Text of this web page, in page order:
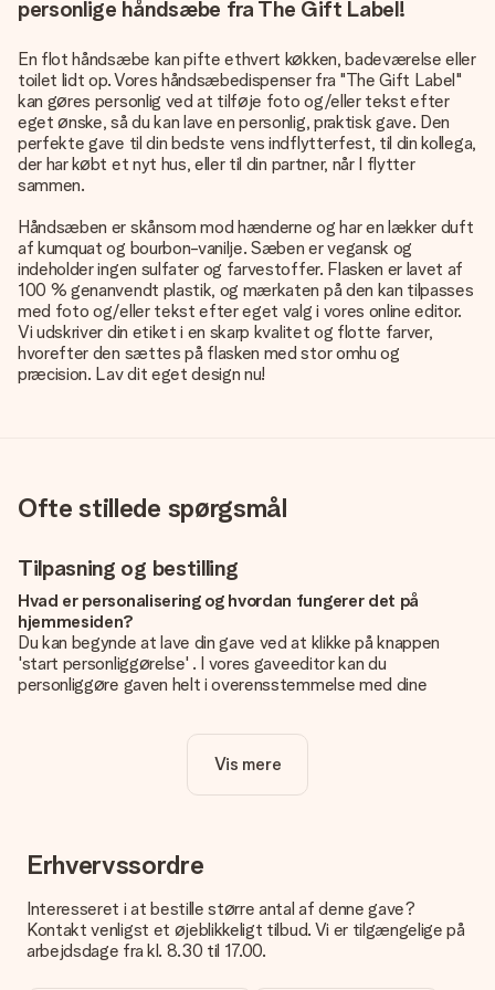
personlige håndsæbe fra The Gift Label!
En flot håndsæbe kan pifte ethvert køkken, badeværelse eller
toilet lidt op. Vores håndsæbedispenser fra "The Gift Label"
kan gøres personlig ved at tilføje foto og/eller tekst efter
eget ønske, så du kan lave en personlig, praktisk gave. Den
perfekte gave til din bedste vens indflytterfest, til din kollega,
der har købt et nyt hus, eller til din partner, når I flytter
sammen.
Håndsæben er skånsom mod hænderne og har en lækker duft
af kumquat og bourbon-vanilje. Sæben er vegansk og
indeholder ingen sulfater og farvestoffer. Flasken er lavet af
100 % genanvendt plastik, og mærkaten på den kan tilpasses
med foto og/eller tekst efter eget valg i vores online editor.
Vi udskriver din etiket i en skarp kvalitet og flotte farver,
hvorefter den sættes på flasken med stor omhu og
præcision. Lav dit eget design nu!
Ofte stillede spørgsmål
Tilpasning og bestilling
Hvad er personalisering og hvordan fungerer det på
hjemmesiden?
Du kan begynde at lave din gave ved at klikke på knappen
'start personliggørelse' . I vores gaveeditor kan du
personliggøre gaven helt i overensstemmelse med dine
Er personalisering inkluderet i prisen?
Prisen der vises på hjemmesiden omfatter personliggørelse
Hvordan ved jeg, om mit billede har den rigtige kvalitet?
Vi vil være sikre på, at du er helt tilfreds med din gave. Derfor
om kvaliteten af dit billede, kan du kontakte vores
kundeservice og vedlægge dit foto sammen med den gave,
du er interesseret i at bestille. Så kan de tjekke kvaliteten for
Vis mere
Erhvervssordre
Interesseret i at bestille større antal af denne gave?
Kontakt venligst et øjeblikkeligt tilbud. Vi er tilgængelige på
arbejdsdage fra kl. 8.30 til 17.00.